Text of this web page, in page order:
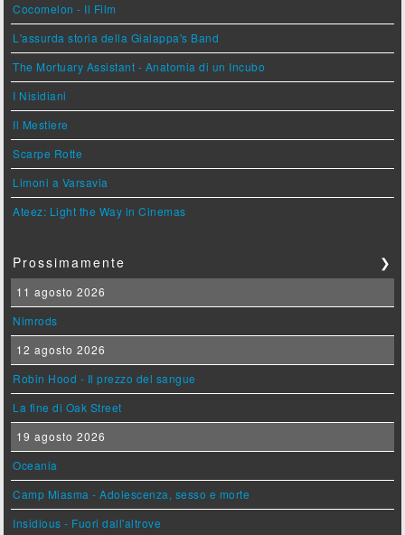
Cocomelon - Il Film
L'assurda storia della Gialappa's Band
The Mortuary Assistant - Anatomia di un Incubo
I Nisidiani
Il Mestiere
Scarpe Rotte
Limoni a Varsavia
Ateez: Light the Way in Cinemas
Prossimamente ❯
11 agosto 2026
Nimrods
12 agosto 2026
Robin Hood - Il prezzo del sangue
La fine di Oak Street
19 agosto 2026
Oceania
Camp Miasma - Adolescenza, sesso e morte
Insidious - Fuori dall'altrove